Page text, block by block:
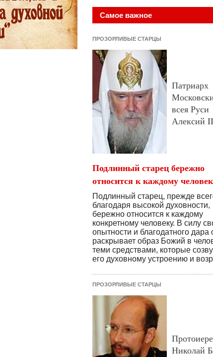
Самое важное
ПРОЗОРЛИВЫЕ СТАРЦЫ
Патриарх
всея Руси
Алексий II
Подлинный старец бережно
относится к каждому
Подлинный старец, прежде
благодаря высокой духовности,
бережно относится к каждому
конкретному человеку. В силу
опытности и благодатного дара
раскрывает образ Божий в
теми средствами, которые
его духовному устроению и
ПРОЗОРЛИВЫЕ СТАРЦЫ
Николай